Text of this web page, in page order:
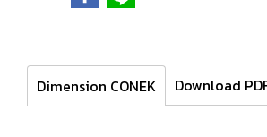
Dimension CONEK Download